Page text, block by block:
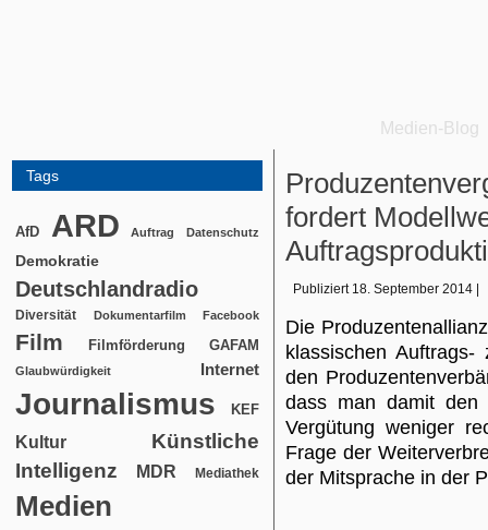
Medien-Blog
Tags
AfD ARD Auftrag Datenschutz
Demokratie
Deutschlandradio
Diversität Dokumentarfilm Facebook
Film Filmförderung GAFAM
Glaubwürdigkeit Internet
Journalismus KEF
Kultur
Künstliche
Intelligenz
MDR Mediathek
Medien
fordert
Publiziert 18. September 2014
Die
klassischen
den
dass man damit den
Vergütung weniger
Frage der
der Mitsprache in der